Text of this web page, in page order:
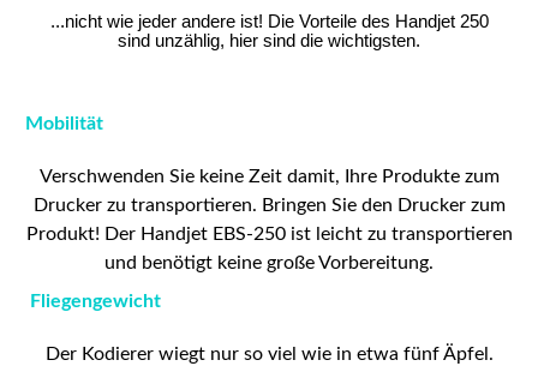
...nichtwie jeder andere ist! Die Vorteile des Handjet 250
sind unzählig, hier sind die wichtigsten.
Mobilität
Verschwenden Sie keine Zeit damit, Ihre Produkte zum
Drucker zu transportieren. Bringen Sie den Drucker zum
Produkt! Der Handjet EBS-250 ist leicht zu transportieren
und benötigt keine große Vorbereitung.
Fliegengewicht
Der Kodierer wiegt nur so viel wie in etwa fünf Äpfel.